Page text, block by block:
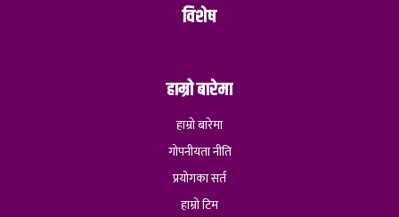
विशेष
हाम्रो बारेमा
हाम्रो बारेमा
गोपनीयता नीति
प्रयोगका सर्त
हाम्रो टिम